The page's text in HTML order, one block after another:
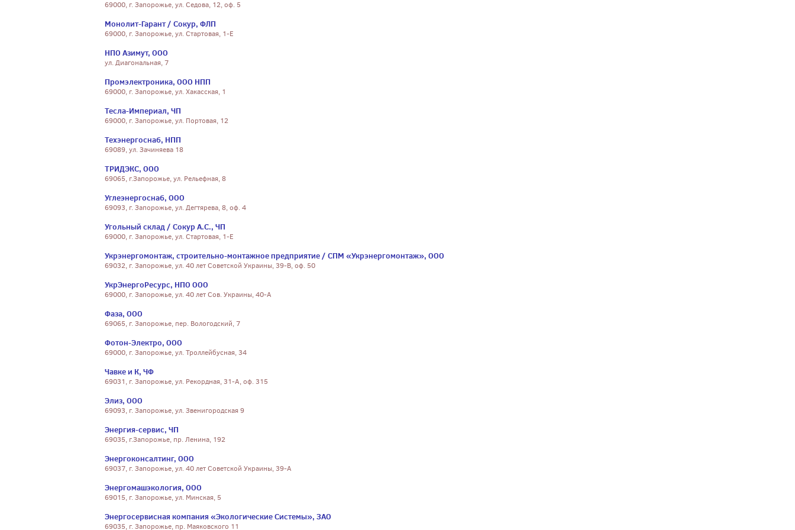
69000, г. Запорожье, ул. Седова, 12, оф. 5
Монолит-Гарант / Сокур, ФЛП
69000, г. Запорожье, ул. Стартовая, 1-Е
НПО Азимут, ООО
ул. Диагональная, 7
Промэлектроника, ООО НПП
69000, г. Запорожье, ул. Хакасская, 1
Тесла-Империал, ЧП
69000, г. Запорожье, ул. Портовая, 12
Техэнергоснаб, НПП
69089, ул. Зачиняева 18
ТРИДЭКС, ООО
69065, г.Запорожье, ул. Рельефная, 8
Углеэнергоснаб, ООО
69093, г. Запорожье, ул. Дегтярева, 8, оф. 4
Угольный склад / Сокур А.С., ЧП
69000, г. Запорожье, ул. Стартовая, 1-Е
Укрэнергомонтаж, строительно-монтажное предприятие / СПМ «Укрэнергомонтаж», ООО
69032, г. Запорожье, ул. 40 лет Советской Украины, 39-В, оф. 50
УкрЭнергоРесурс, НПО ООО
69000, г. Запорожье, ул. 40 лет Сов. Украины, 40-А
Фаза, ООО
69065, г. Запорожье, пер. Вологодский, 7
Фотон-Электро, ООО
69000, г. Запорожье, ул. Троллейбусная, 34
Чавке и К, ЧФ
69031, г. Запорожье, ул. Рекордная, 31-А, оф. 315
Элиз, ООО
69093, г. Запорожье, ул. Звенигородская 9
Энергия-сервис, ЧП
69035, г.Запорожье, пр. Ленина, 192
Энергоконсалтинг, ООО
69037, г. Запорожье, ул. 40 лет Советской Украины, 39-А
Энергомашэкология, ООО
69015, г. Запорожье, ул. Минская, 5
Энергосервисная компания «Экологические Системы», ЗАО
69035, г. Запорожье, пр. Маяковского 11